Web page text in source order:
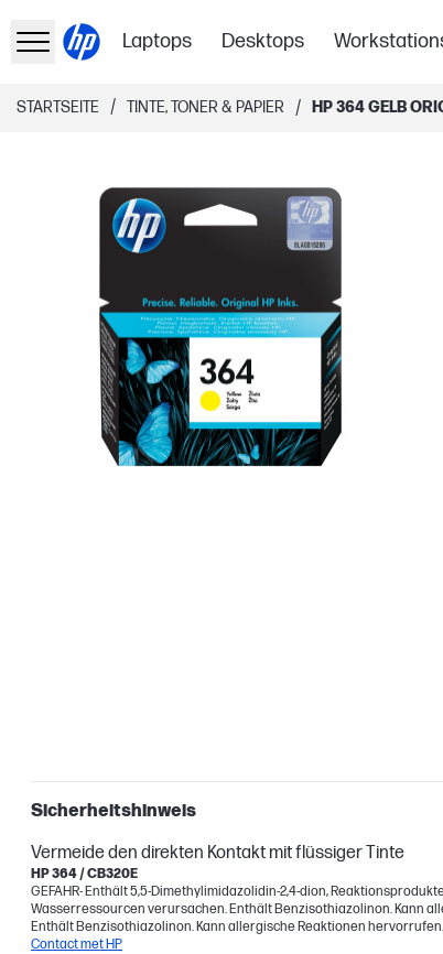
Laptops Desktops
STARTSEITE / TINTE, TONER & PAPIER / HP 364 GELB
Sicherheitshinweis
Vermeide den direkten Kontakt mit flüssiger Tinte
HP 364 / CB320E
GEFAHR- Enthält 5,5-Dimethylimidazolidin-2,4-dion,
Wasserressourcen verursachen. Enthält Benzisothiazolinon. Kann
Enthält Benzisothiazolinon. Kann allergische Reaktionen
Contact met HP